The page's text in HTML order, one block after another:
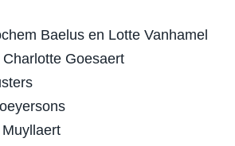
Baelus en Lotte Vanhamel
Goesaert